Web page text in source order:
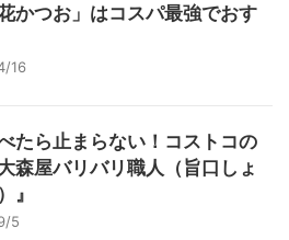
かつお」はコスパ最強でおす
16
たら止まらない！コストコの
森屋バリバリ職人（旨口しょ
』
5